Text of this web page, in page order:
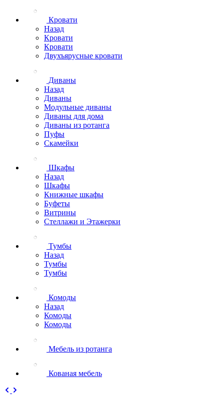
Кровати
Назад
Кровати
Кровати
Двухъярусные кровати
Диваны
Назад
Диваны
Модульные диваны
Диваны для дома
Диваны из ротанга
Пуфы
Скамейки
Шкафы
Назад
Шкафы
Книжные шкафы
Буфеты
Витрины
Стеллажи и Этажерки
Тумбы
Назад
Тумбы
Тумбы
Комоды
Назад
Комоды
Комоды
Мебель из ротанга
Кованая мебель